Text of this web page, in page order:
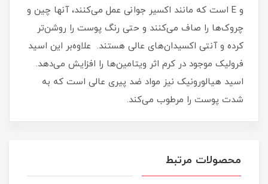
و E است که مانند اکسیر جوانی عمل می‌کنند، آنها چین و
چروک‌ها را صاف می‌کنند و حتی رنگ پوست را روشن‌تر
کرده و آنتی اکسیدان‌های عالی هستند. علاوه‌بر این اسید
فرولیک موجود در کرم اثر ویتامین‌ها را افزایش می‌دهد.
اسید هیالورونیک نیز مواد ضد پیری عالی است که به
شدت پوست را مرطوب می‌کند.
محصولات مرتبط